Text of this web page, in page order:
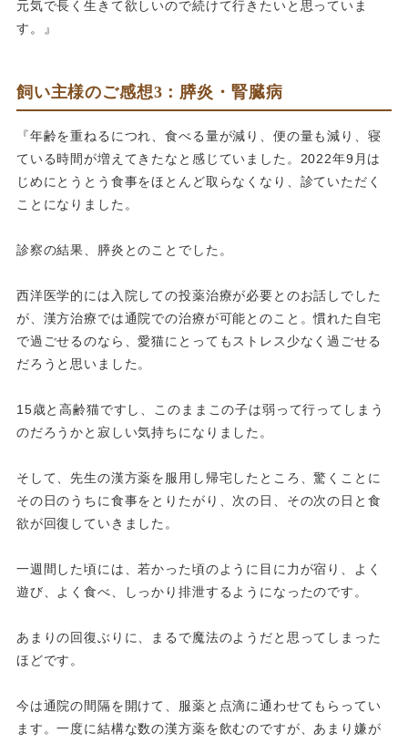
元気で長く生きて欲しいので続けて行きたいと思っていま
す。』
飼い主様のご感想3：膵炎・腎臓病
『年齢を重ねるにつれ、食べる量が減り、便の量も減り、 寝
ている時間が増えてきたなと感じていました。 2022年9月は
じめにとうとう食事をほとんど取らなくなり、診ていただく
ことになりました。
診察の結果、膵炎とのことでした。
西洋医学的には入院しての投薬治療が必要とのお話しでした
が、 漢方治療では通院での治療が可能とのこと。慣れた自宅
で過ごせるのなら、愛猫にとってもストレス少なく過ごせる
だろうと思いました。
15歳と高齢猫ですし、
このままこの子は弱って行ってしまう
のだろうかと寂しい気持ちに なりました。
そして、先生の漢方薬を服用し帰宅したところ、驚くことに
その日のうちに食事をとりたがり、次の日、 その次の日と食
欲が回復していきました。
一週間した頃には、若かった頃のように目に力が宿り、よく
遊び、 よく食べ、しっかり排泄するようになったのです。
あまりの回復ぶりに、まるで魔法のようだと思ってしまった
ほどです。
今は通院の間隔を開けて、服薬と点滴に通わせてもらってい
ます。一度に結構な数の漢方薬を飲むのですが、 あまり嫌が